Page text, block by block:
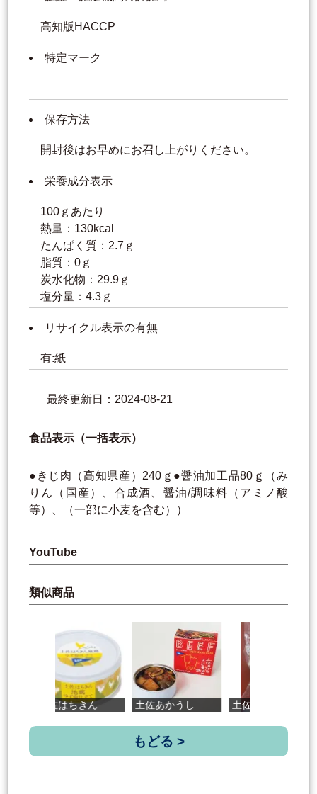
高知版HACCP
特定マーク
保存方法
開封後はお早めにお召し上がりください。
栄養成分表示
100ｇあたり
熱量：130kcal
たんぱく質：2.7ｇ
脂質：0ｇ
炭水化物：29.9ｇ
塩分量：4.3ｇ
リサイクル表示の有無
有:紙
最終更新日：2024-08-21
食品表示（一括表示）
●きじ肉（高知県産）240ｇ●醤油加工品80ｇ（み
りん（国産）、合成酒、醤油/調味料（アミノ酸
等）、（一部に小麦を含む））
YouTube
類似商品
土佐はちきん... 土佐あかうし... 土佐はちきん...
もどる >